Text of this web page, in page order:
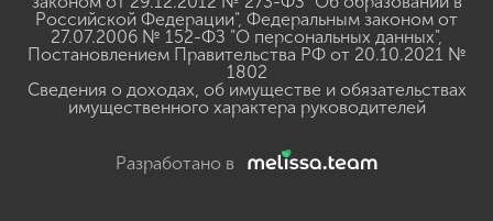
Российской Федерации", Федеральным законом от
27.07.2006 № 152-ФЗ "О персональных данных",
Постановлением Правительства РФ от 20.10.2021 №
1802
Сведения о доходах, об имуществе и обязательствах
имущественного характера руководителей
Разработано в